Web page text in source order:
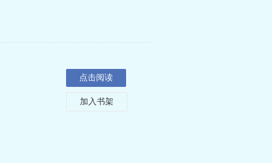
点击阅读
加入书架